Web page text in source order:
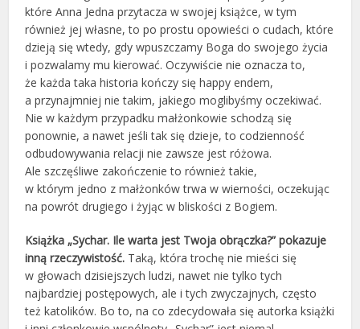
które Anna Jedna przytacza w swojej książce, w tym
również jej własne, to po prostu opowieści o cudach, które
dzieją się wtedy, gdy wpuszczamy Boga do swojego życia
i pozwalamy mu kierować. Oczywiście nie oznacza to,
że każda taka historia kończy się happy endem,
a przynajmniej nie takim, jakiego moglibyśmy oczekiwać.
Nie w każdym przypadku małżonkowie schodzą się
ponownie, a nawet jeśli tak się dzieje, to codzienność
odbudowywania relacji nie zawsze jest różowa.
Ale szczęśliwe zakończenie to również takie,
w którym jedno z małżonków trwa w wierności, oczekując
na powrót drugiego i żyjąc w bliskości z Bogiem.
Książka „Sychar. Ile warta jest Twoja obrączka?” pokazuje
inną rzeczywistość. Taką, która trochę nie mieści się
w głowach dzisiejszych ludzi, nawet nie tylko tych
najbardziej postępowych, ale i tych zwyczajnych, często
też katolików. Bo to, na co zdecydowała się autorka książki